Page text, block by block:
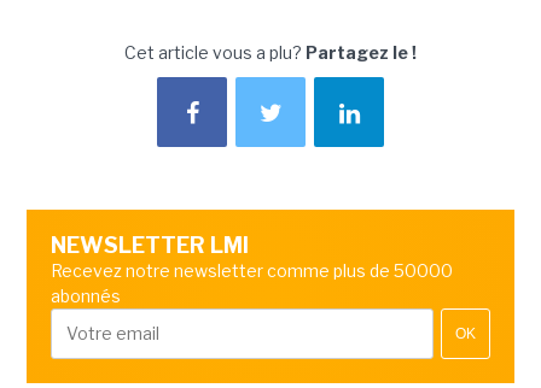
Cet article vous a plu? Partagez le !
NEWSLETTER LMI
Recevez notre newsletter comme plus de 50000
abonnés
OK